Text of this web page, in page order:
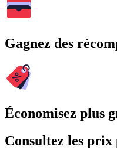
Gagnez des
Économisez plus
Consultez les prix